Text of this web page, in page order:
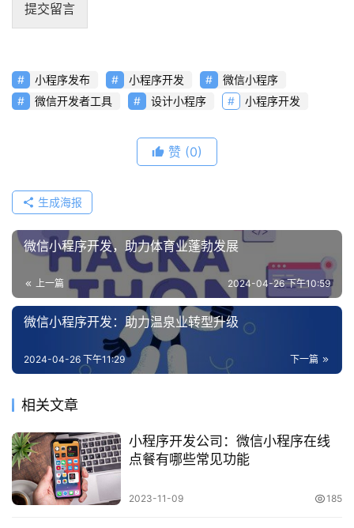
提交留言
小程序发布 小程序开发
微信小程序
微信开发者工具
设计小程序 小程序开发
赞 (0)
生成海报
微信小程序开发，助力体育业蓬勃发展
上一篇 2024-04-26 下午10:59
微信小程序开发：助力温泉业转型升级
下一篇
2024-04-26 下午11:29
相关文章
小程序开发公司：微信小程序在线
点餐有哪些常见功能
2023-11-09 185